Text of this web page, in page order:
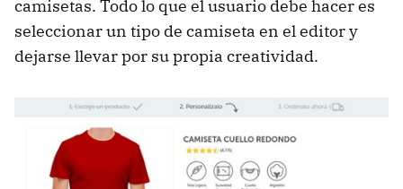
camisetas. Todo lo que el usuario debe hacer es
seleccionar un tipo de camiseta en el editor y
dejarse llevar por su propia creatividad.